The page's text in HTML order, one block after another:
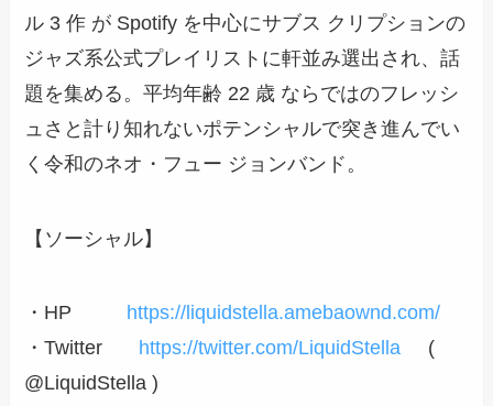
ル 3 作 が Spotify を中心にサブス クリプションの
ジャズ系公式プレイリストに軒並み選出され、話
題を集める。平均年齢 22 歳 ならではのフレッシ
ュさと計り知れないポテンシャルで突き進んでい
く令和のネオ・フュー ジョンバンド。
【ソーシャル】
・HP https://liquidstella.amebaownd.com/
・Twitter https://twitter.com/LiquidStella (
@LiquidStella )